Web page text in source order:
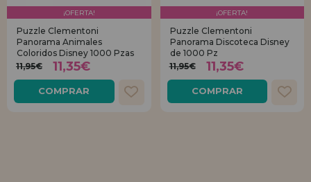
¡OFERTA!
Puzzle Clementoni
Panorama Animales
Coloridos Disney 1000 Pzas
11,95€
11,35€
COMPRAR
¡OFERTA!
Puzzle Clementoni
Panorama Discoteca Disney
de 1000 Pz
11,95€
11,35€
COMPRAR